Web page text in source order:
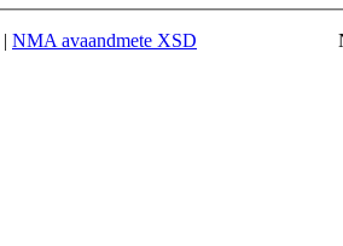
| NMA avaandmete XSD